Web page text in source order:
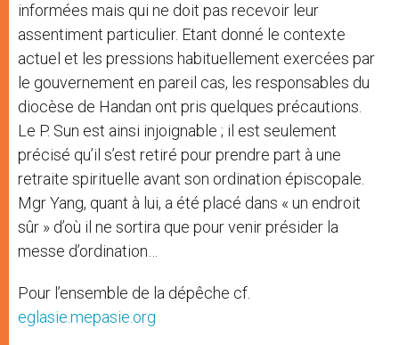
informées mais qui ne doit pas recevoir leur
assentiment particulier. Etant donné le contexte
actuel et les pressions habituellement exercées par
le gouvernement en pareil cas, les responsables du
diocèse de Handan ont pris quelques précautions.
Le P. Sun est ainsi injoignable ; il est seulement
précisé qu’il s’est retiré pour prendre part à une
retraite spirituelle avant son ordination épiscopale.
Mgr Yang, quant à lui, a été placé dans « un endroit
sûr » d’où il ne sortira que pour venir présider la
messe d’ordination…
Pour l’ensemble de la dépêche cf.
eglasie.mepasie.org